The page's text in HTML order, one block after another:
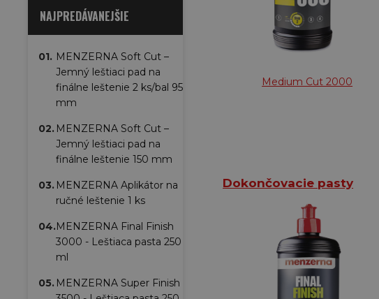
NAJPREDÁVANEJŠIE
01. MENZERNA Soft Cut –
Jemný leštiaci pad na
finálne leštenie 2 ks/bal 95
mm
02. MENZERNA Soft Cut –
Jemný leštiaci pad na
finálne leštenie 150 mm
03. MENZERNA Aplikátor na
ručné leštenie 1 ks
04.MENZERNA Final Finish
3000 - Leštiaca pasta 250
ml
05. MENZERNA Super Finish
Medium Cut 2000
Dokončovacie pasty